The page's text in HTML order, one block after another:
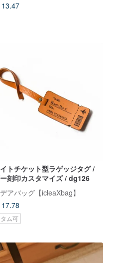
13.47
トチケット型ラゲッジタグ /
刻印カスタマイズ / dg126
アバッグ【icleaXbag】
ム可